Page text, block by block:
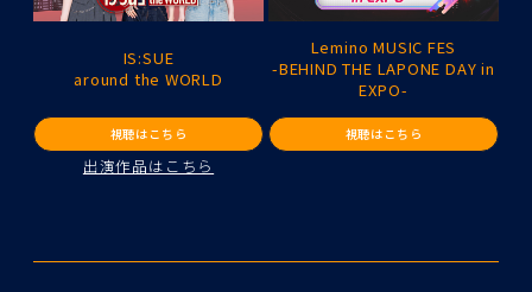
IS:SUE
around the WORLD
視聴はこちら
出演作品はこちら
Lemino MUSIC FES
-BEHIND THE LAPONE DAY in
EXPO-
視聴はこちら